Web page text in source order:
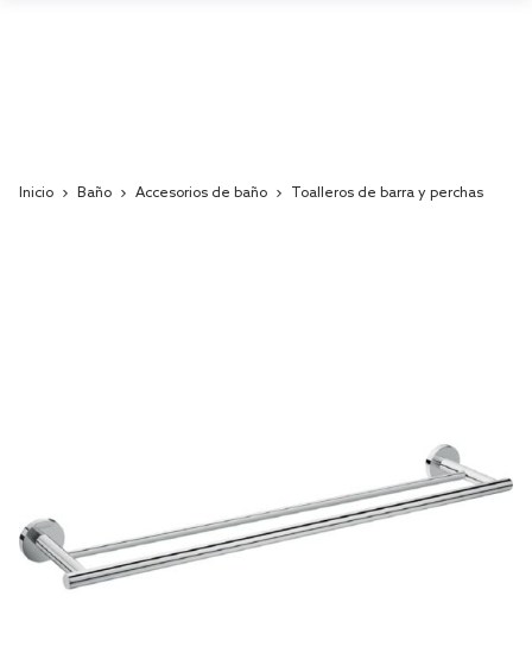
Inicio Baño Accesorios de baño Toalleros de barra y perchas